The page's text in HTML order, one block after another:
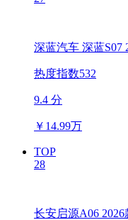
深蓝汽车 深蓝S07
热度指数532
9.4 分
￥ 14.99万
TOP
28
长安启源A06 2026